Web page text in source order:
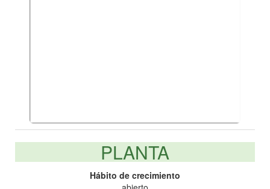
PLANTA
Hábito de crecimiento